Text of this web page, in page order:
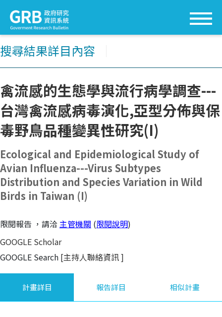
搜尋結果詳目內容
禽流感的生態學與流行病學調查---
台灣禽流感病毒演化,亞型分佈與保
毒野鳥品種變異性研究(I)
Ecological and Epidemiological Study of
Avian Influenza---Virus Subtypes
Distribution and Species Variation in Wild
Birds in Taiwan (I)
限閱報告 ，請洽主管機關 (限閱說明)
GOOGLE Scholar
GOOGLE Search [主持人聯絡資訊]
計畫詳目 報告詳目 相似計畫